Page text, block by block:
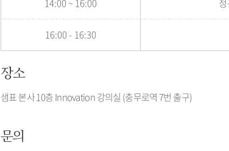
14:00 ~ 16:00
16:00 - 16:30
장소
샘표 본사 10층 Innovation 강의실 (충무로역 7번 출구)
문의